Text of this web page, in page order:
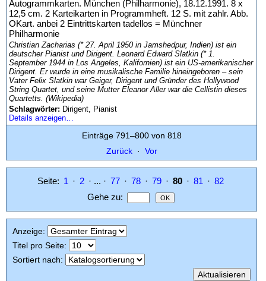
Autogrammkarten. München (Philharmonie), 18.12.1991. 8 x
12,5 cm. 2 Karteikarten in Programmheft. 12 S. mit zahlr. Abb.
OKart. anbei 2 Eintrittskarten tadellos = Münchner
Philharmonie
Christian Zacharias (* 27. April 1950 in Jamshedpur, Indien) ist ein
deutscher Pianist und Dirigent. Leonard Edward Slatkin (* 1.
September 1944 in Los Angeles, Kalifornien) ist ein US-amerikanischer
Dirigent. Er wurde in eine musikalische Familie hineingeboren – sein
Vater Felix Slatkin war Geiger, Dirigent und Gründer des Hollywood
String Quartet, und seine Mutter Eleanor Aller war die Cellistin dieses
Quartetts. (Wikipedia)
Schlagwörter: Dirigent, Pianist
Details anzeigen…
Einträge 791–800 von 818
Zurück · Vor
Seite: 1 · 2 · ... · 77 · 78 · 79 · 80 · 81 · 82
Gehe zu:
Anzeige:
Titel pro Seite:
Sortiert nach: